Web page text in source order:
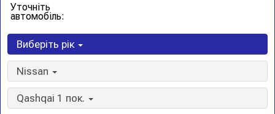
Уточніть
автомобіль:
Виберіть рік
Nissan
Qashqai 1 пок.